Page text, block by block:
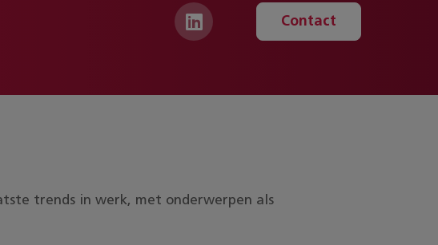
Contact
trends in werk, met onderwerpen als